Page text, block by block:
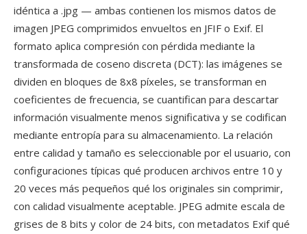
idéntica a .jpg — ambas contienen los mismos datos de
imagen JPEG comprimidos envueltos en JFIF o Exif. El
formato aplica compresión con pérdida mediante la
transformada de coseno discreta (DCT): las imágenes se
dividen en bloques de 8x8 píxeles, se transforman en
coeficientes de frecuencia, se cuantifican para descartar
información visualmente menos significativa y se codifican
mediante entropía para su almacenamiento. La relación
entre calidad y tamaño es seleccionable por el usuario, con
configuraciones típicas qué producen archivos entre 10 y
20 veces más pequeños qué los originales sin comprimir,
con calidad visualmente aceptable. JPEG admite escala de
grises de 8 bits y color de 24 bits, con metadatos Exif qué